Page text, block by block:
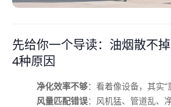
先给你一个导读：油烟散不
4种原因
净化效率不够：看着像设备，其实“
风量匹配错误：风机猛、管道乱、